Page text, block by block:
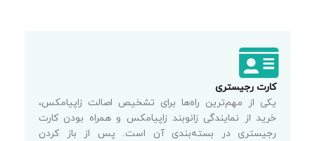
کارت رجیستری
یکی از مهم‌ترین راه‌ها برای تشخیص اصالت زاپیامکس،
خرید از نمایندگی زانوبند زاپیامکس و همراه بودن کارت
رجیستری در بسته‌بندی آن است. پس از باز کردن